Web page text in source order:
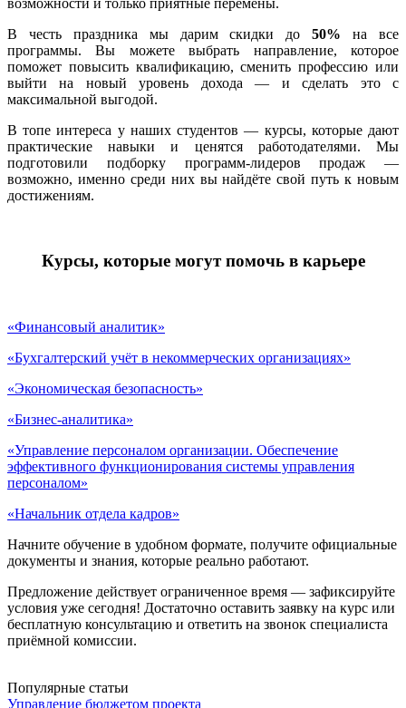
В честь праздника мы дарим скидки до50% на все
программы. Вы можете выбрать направление, которое
поможет повысить квалификацию, сменить профессию или
выйти на новый уровень дохода — и сделать это с
максимальной выгодой.
В топе интереса у наших студентов — курсы, которые дают
практические навыки и ценятся работодателями. Мы
подготовили подборку программ-лидеров продаж —
возможно, именно среди них вы найдёте свой путь к новым
достижениям.
Курсы, которые могут помочь в карьере
«Финансовый аналитик»
«Бухгалтерский учёт в некоммерческих организациях»
«Экономическая безопасность»
«Бизнес-аналитика»
«Управление персоналом организации. Обеспечение
эффективного функционирования системы управления
персоналом»
«Начальник отдела кадров»
Начните обучение в удобном формате, получите официальные
документы и знания, которые реально работают.
Предложение действует ограниченное время — зафиксируйте
условия уже сегодня! Достаточно оставить заявку на курс или
бесплатную консультацию и ответить на звонок специалиста
приёмной комиссии.
Популярные статьи
Управление бюджетом проекта